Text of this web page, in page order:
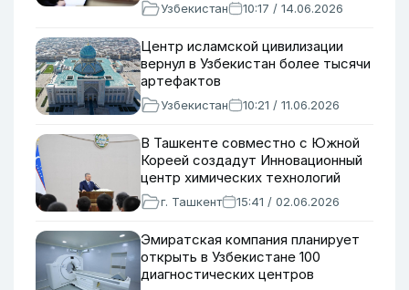
Узбекистан 10:17 / 14.06.2026
Центр исламской цивилизации
вернул в Узбекистан более тысячи
артефактов
Узбекистан 10:21 / 11.06.2026
В Ташкенте совместно с Южной
Кореей создадут Инновационный
центр химических технологий
г. Ташкент 15:41 / 02.06.2026
Эмиратская компания планирует
открыть в Узбекистане 100
диагностических центров